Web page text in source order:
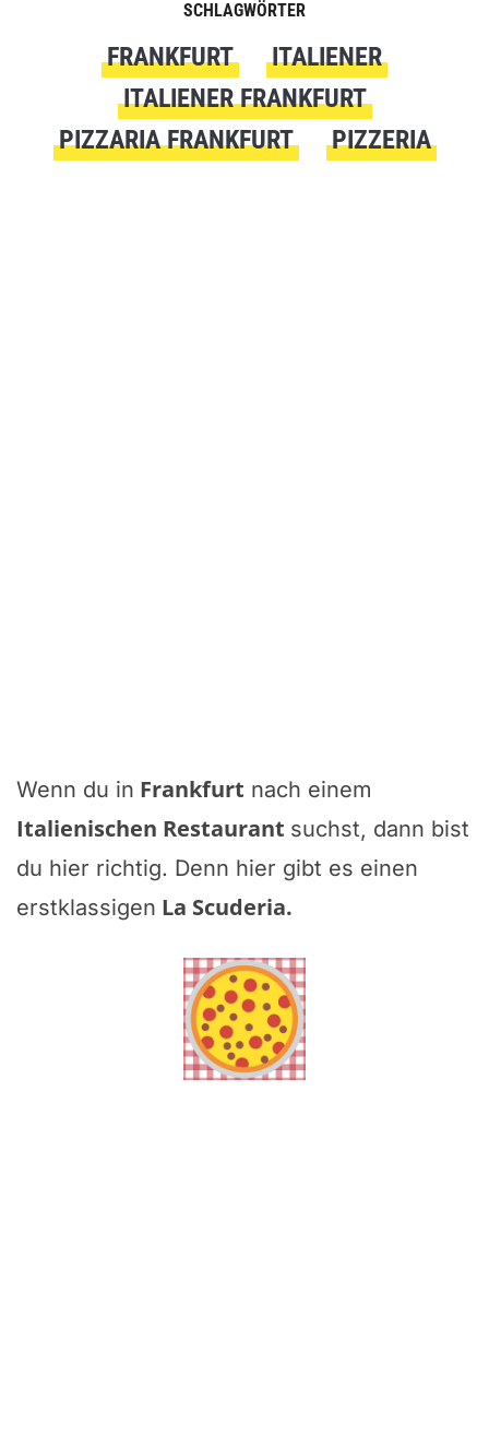
SCHLAGWÖRTER
FRANKFURT
ITALIENER
ITALIENER FRANKFURT
PIZZARIA FRANKFURT
PIZZERIA
Wenn du in Frankfurt nach einem
Italienischen Restaurant suchst, dann bist
du hier richtig. Denn hier gibt es einen
erstklassigen La Scuderia.